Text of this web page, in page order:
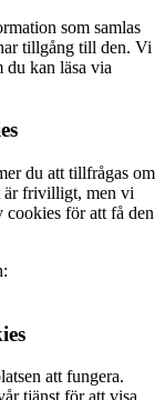
som samlas
tillgång till den. Vi
du kan läsa via
du att tillfrågas om
är frivilligt, men vi
cookies för att få den
att fungera.